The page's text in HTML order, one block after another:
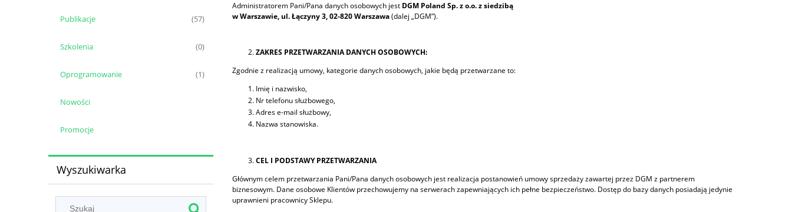
Publikacje (57)
Szkolenia (0)
Oprogramowanie (1)
Nowości
Promocje
Wyszukiwarka
Administratorem Pani/Pana danych osobowych jest DGM Poland Sp. z o.o. z siedzibą
w Warszawie, ul. Łączyny 3, 02-820 Warszawa(dalej „DGM”).
ZAKRES PRZETWARZANIA DANYCH OSOBOWYCH:
Zgodnie z realizacją umowy, kategorie danych osobowych, jakie będą przetwarzane to:
Imię i nazwisko,
Nr telefonu służbowego,
Adres e-mail służbowy,
Nazwa stanowiska.
CEL I PODSTAWY PRZETWARZANIA
Głównym celem przetwarzania Pani/Pana danych osobowych jest realizacja postanowień umowy sprzedaży zawartej przez DGM z partnerem
biznesowym. Dane osobowe Klientów przechowujemy na serwerach zapewniających ich pełne bezpieczeństwo. Dostęp do bazy danych posiadają jedynie
uprawnieni pracownicy Sklepu.